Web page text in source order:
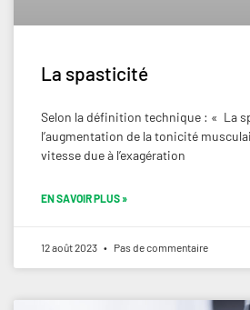
La spasticité
Selon la définition technique : « La
l’augmentation de la tonicité
vitesse due à l’exagération
EN SAVOIR PLUS »
12 août 2023 Pas de commentaire